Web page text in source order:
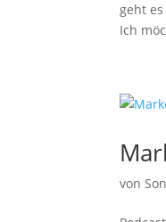
geht
Ich
von